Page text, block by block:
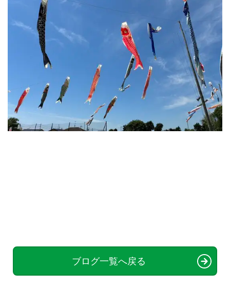
ブログ一覧へ戻る